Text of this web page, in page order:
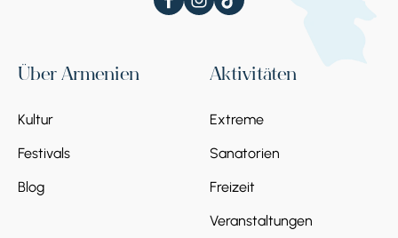
Über Armenien
Kultur
Festivals
Blog
Aktivitäten
Extreme
Sanatorien
Freizeit
Veranstaltungen